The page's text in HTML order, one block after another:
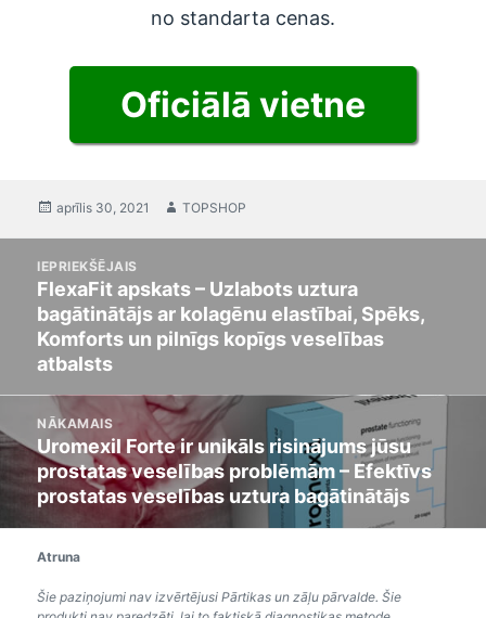
no standarta cenas.
Oficiālā vietne
Publicēts
aprīlis 30, 2021 Autors
TOPSHOP
navigācijas
IEPRIEKŠĒJAIS
Previous
post:
FlexaFit apskats – Uzlabots uztura
bagātinātājs ar kolagēnu elastībai, Spēks,
Komforts un pilnīgs kopīgs veselības
atbalsts
NĀKAMAIS
Next
post:
Uromexil Forte ir unikāls risinājums jūsu
prostatas veselības problēmām – Efektīvs
prostatas veselības uztura bagātinātājs
Atruna
Šie paziņojumi nav izvērtējusi Pārtikas un zāļu pārvalde. Šie